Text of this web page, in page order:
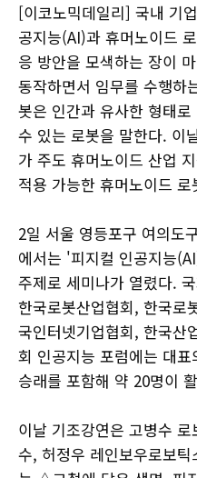
[이코노믹데일리] 국내 기
공지능(AI)과 휴머노이드
응 방안을 모색하는 장이
동작하면서 임무를 수행하
봇은 인간과 유사한 형태
수 있는 로봇을 말한다. 이
가 주도 휴머노이드 산업
적용 가능한 휴머노이드
2일 서울 영등포구 여의도
에서는 '피지컬 인공지능
주제로 세미나가 열렸다.
한국로봇산업협회, 한국로
국인터넷기업협회, 한국산
회 인공지능 포럼에는 대
승래를 포함해 약 20명이
이날 기조강연은 고병수
수, 허정우 레인보우로보